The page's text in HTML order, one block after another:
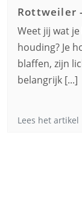
Rottweiler-
Weet jij wat
houding? Je
blaffen, zijn
belangrijk [...]
Lees het artikel